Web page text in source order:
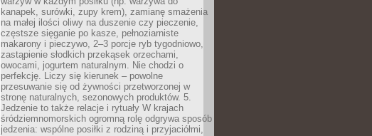
kanapek, surówki, zupy krem), zamianę smażenia
na małej ilości oliwy na duszenie czy pieczenie,
częstsze sięganie po kasze, pełnoziarniste
makarony i pieczywo, 2–3 porcje ryb tygodniowo,
zastąpienie słodkich przekąsek orzechami,
owocami, jogurtem naturalnym. Nie chodzi o
perfekcję. Liczy się kierunek – powolne
przesuwanie się od żywności przetworzonej w
stronę naturalnych, sezonowych produktów. 5.
Jedzenie to także relacje i rytuały W krajach
śródziemnomorskich ogromną rolę odgrywa sposób
jedzenia: wspólne posiłki z rodziną i przyjaciółmi,